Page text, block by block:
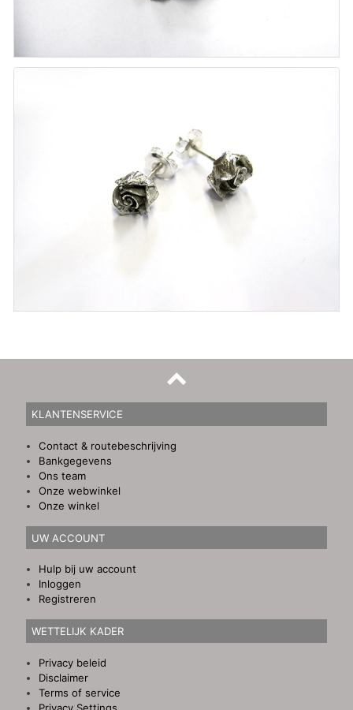
KLANTENSERVICE
Contact & routebeschrijving
Bankgegevens
Ons team
Onze webwinkel
Onze winkel
UW ACCOUNT
Hulp bij uw account
Inloggen
Registreren
WETTELIJK KADER
Privacy beleid
Disclaimer
Terms of service
Privacy Settings